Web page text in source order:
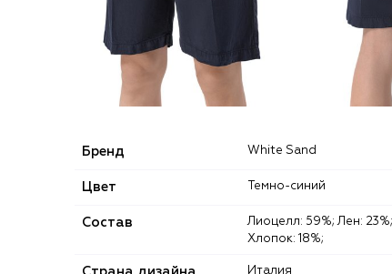
Бренд White Sand
Цвет Темно-синий
Состав
Лиоцелл: 59%; Лен: 23%;
Хлопок: 18%;
Италия